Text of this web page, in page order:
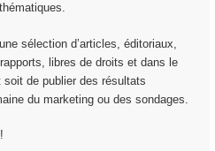
sélection d’articles, éditoriaux,
libres de droits et dans le
soit de publier des résultats
du marketing ou des sondages.